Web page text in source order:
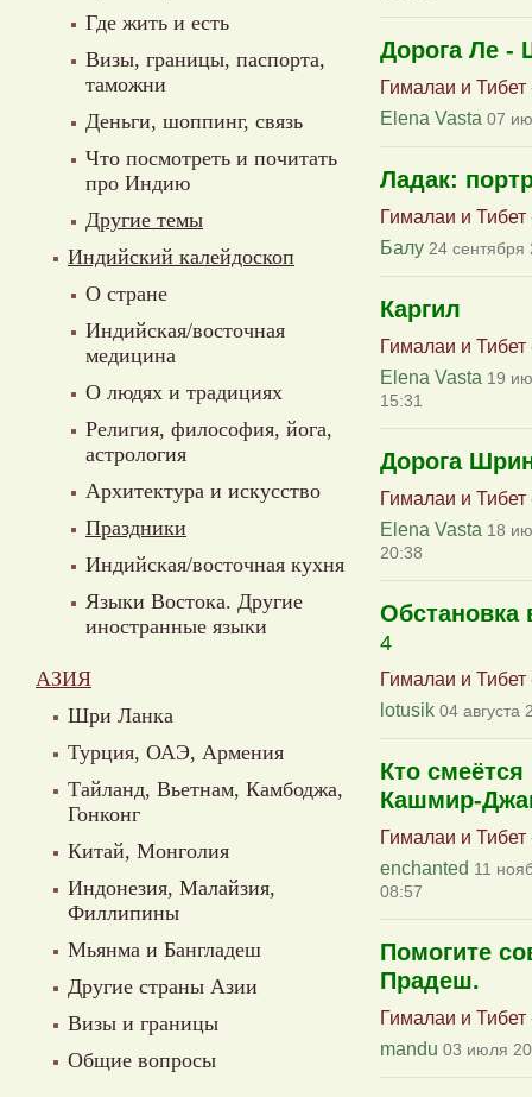
Где жить и есть
Визы, границы, паспорта,
таможни
Деньги, шоппинг, связь
Что посмотреть и почитать
про Индию
Другие темы
Индийский калейдоскоп
О стране
Индийская/восточная
медицина
О людях и традициях
Религия, философия, йога,
астрология
Архитектура и искусство
Праздники
Индийская/восточная кухня
Языки Востока. Другие
иностранные языки
АЗИЯ
Шри Ланка
Турция, ОАЭ, Армения
Тайланд, Вьетнам, Камбоджа,
Гонконг
Китай, Монголия
Индонезия, Малайзия,
Филлипины
Мьянма и Бангладеш
Другие страны Азии
Визы и границы
Общие вопросы
Дорога Ле -
Гималаи и Тибет
Elena Vasta 07
Ладак:
Гималаи и Тибет
Балу 24 сентября
Каргил
Гималаи и Тибет
Elena Vasta 19
15:31
Дорога
Гималаи и Тибет
Elena Vasta 18
20:38
Обстановка
4
Гималаи и Тибет
lotusik 04 августа
Кто
Кашмир-
Гималаи и Тибет
enchanted 11
08:57
Помогите
Прадеш.
Гималаи и Тибет
mandu 03 июля